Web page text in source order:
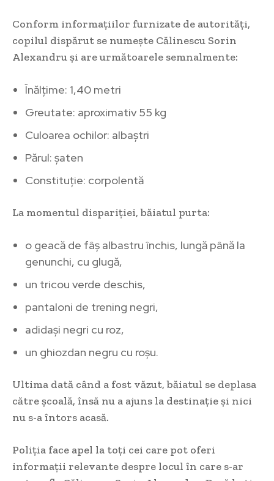
Conform informațiilor furnizate de autorități,
copilul dispărut se numește Călinescu Sorin
Alexandru și are următoarele semnalmente:
Înălțime: 1,40 metri
Greutate: aproximativ 55 kg
Culoarea ochilor: albaștri
Părul: șaten
Constituție: corpolentă
La momentul dispariției, băiatul purta:
o geacă de fâș albastru închis, lungă până la
genunchi, cu glugă,
un tricou verde deschis,
pantaloni de trening negri,
adidași negri cu roz,
un ghiozdan negru cu roșu.
Ultima dată când a fost văzut, băiatul se deplasa
către școală, însă nu a ajuns la destinație și nici
nu s-a întors acasă.
Poliția face apel la toți cei care pot oferi
informații relevante despre locul în care s-ar